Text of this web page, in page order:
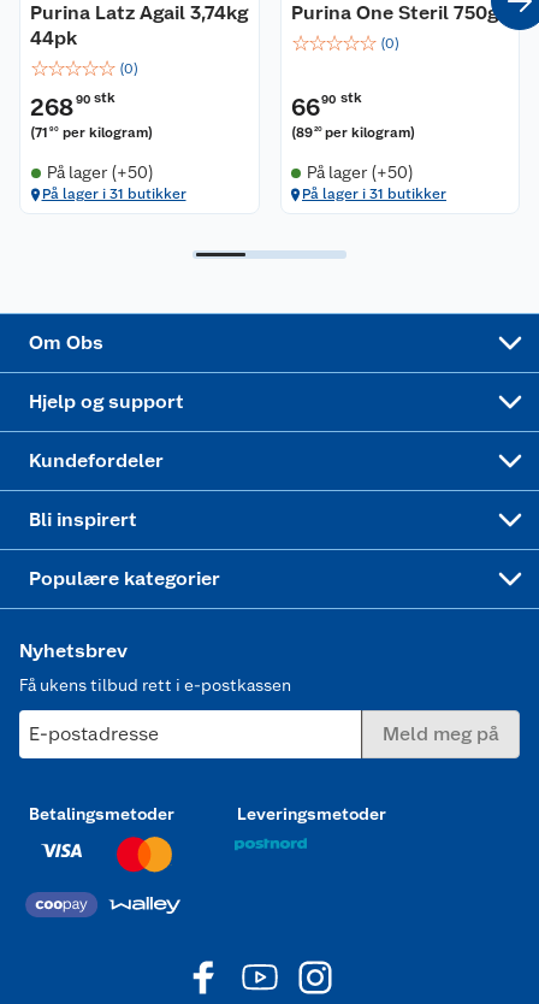
Purina Latz Agail 3,74kg
44pk
☆☆☆☆☆ (0)
26890 stk
(71 90 per kilogram)
På lager (+50)
På lager i 31 butikker
Purina One Steril 750g
☆☆☆☆☆ (0)
6690 stk
(89 20 per kilogram)
På lager (+50)
På lager i 31 butikker
Om Obs
Ledige stillinger
Bærekraft
Samvirkelag
Hjelp og support
Leveringsalternativer
Pakkesporing
Kjøpsvilkår
Kundefordeler
Åpent kjøp
Coop medlem
Klikk og hent
Bli inspirert
Festdrakter til hele familien
Populære kategorier
Hagemøbler og utemøbler
Nyhetsbrev
Få ukens tilbud rett i e-postkassen
E-postadresse Meld meg på
Betalingsmetoder Leveringsmetoder